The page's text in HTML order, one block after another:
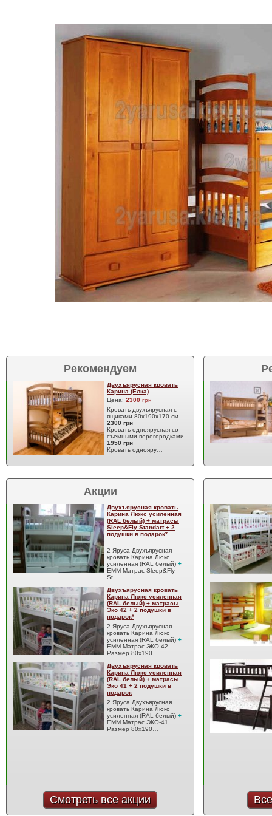
Рекомендуем
Двухъярусная кровать
Карина (Елка)
Цена: 2300 грн
Кровать двухъярусная с
ящиками 80х190х170 см.
2300 грн
Кровать одноярусная со
съемными перегородками
1950 грн
Кровать однояру…
Акции
Двухъярусная кровать
Карина Люкс усиленная
(RAL белый) + матрасы
Sleep&Fly Standart + 2
подушки в подарок*
2 Яруса Двухъярусная
кровать Карина Люкс
усиленная (RAL белый) +
EMM Матрас Sleep&Fly
St…
Двухъярусная кровать
Карина Люкс усиленная
(RAL белый) + матрасы
Эко 42 + 2 подушки в
подарок*
2 Яруса Двухъярусная
кровать Карина Люкс
усиленная (RAL белый) +
EMM Матрас ЭКО-42,
Размер 80x190…
Двухъярусная кровать
Карина Люкс усиленная
(RAL белый) + матрасы
Эко 41 + 2 подушки в
подарок
2 Яруса Двухъярусная
кровать Карина Люкс
усиленная (RAL белый) +
EMM Матрас ЭКО-41,
Размер 80x190…
Смотреть все акции